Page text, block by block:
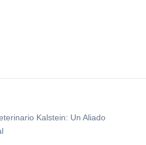
Kalstein: Un Aliado